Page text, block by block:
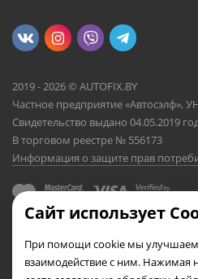
2019 - 2026 © AUTOFIX.BY
Частное предприятие «Автосэлф»,
Свидетельство выдано 04.05.2019
В торговом реестре № 556173
Информация о защите прав
Сайт использует
При помощи cookie мы улучшаем
взаимодействие с ним. Нажимая